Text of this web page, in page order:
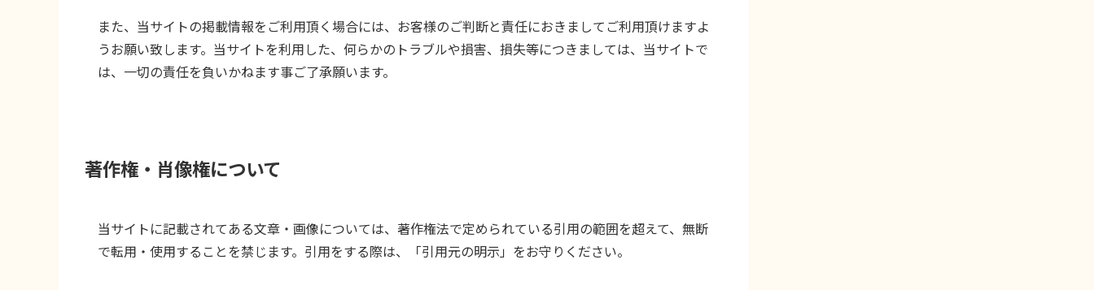
また、当サイトの掲載情報をご利用頂く場合には、お客様のご判断と責任におきましてご利用頂けますよ
うお願い致します。当サイトを利用した、何らかのトラブルや損害、損失等につきましては、当サイトで
は、一切の責任を負いかねます事ご了承願います。
著作権・肖像権について
当サイトに記載されてある文章・画像については、著作権法で定められている引用の範囲を超えて、無断
で転用・使用することを禁じます。引用をする際は、「引用元の明示」をお守りください。